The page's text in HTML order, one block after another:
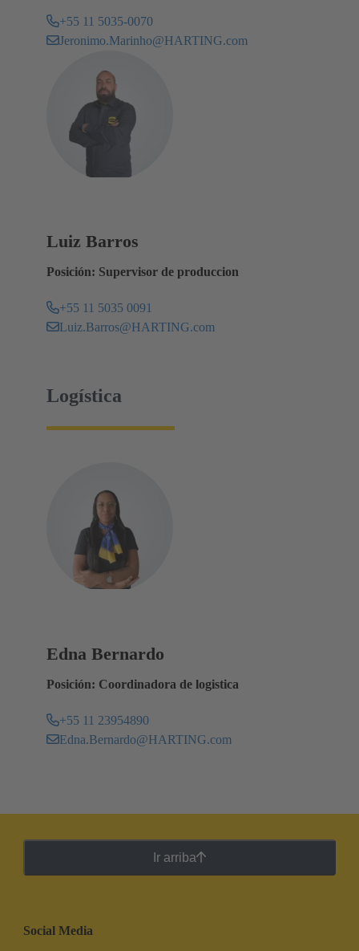
+55 11 5035-0070
Jeronimo.Marinho@HARTING.com
Luiz Barros
Posición: Supervisor de produccion
+55 11 5035 0091
Luiz.Barros@HARTING.com
Logística
Edna Bernardo
Posición: Coordinadora de logistica
+55 11 23954890
Edna.Bernardo@HARTING.com
Ir arriba
Social Media